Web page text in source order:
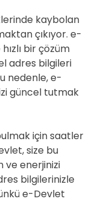
kaybolan
çıkıyor. e-
bir çözüm
adres bilgileri
nedenle, e-
güncel tutmak
için saatler
size bu
ve enerjinizi
bilgilerinizle
e-Devlet